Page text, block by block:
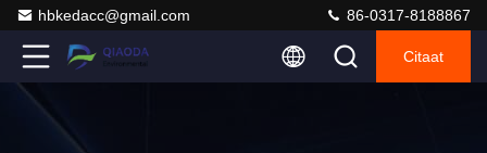
hbkedacc@gmail.com 86-0317-8188867
Citaat